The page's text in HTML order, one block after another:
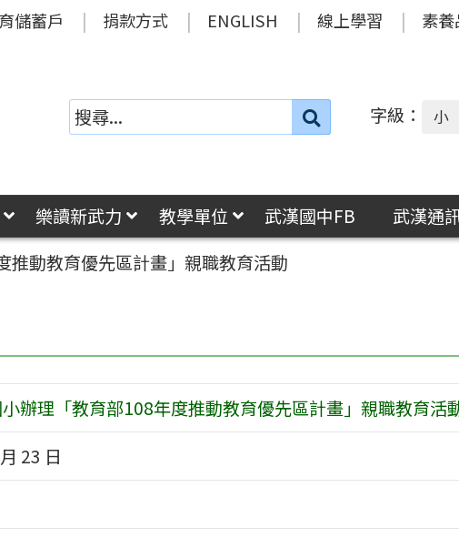
儲蓄戶 捐款方式 ENGLISH 線上學習 素
搜
字級： 小
樂讀新武力 教學單位 武漢國中FB 武漢通
動教育優先區計畫」親職教育活動
辦理「教育部108年度推動教育優先區計畫」親職教育活
23 日